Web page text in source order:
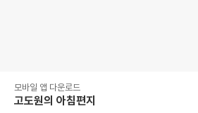
모바일 앱 다운로드
고도원의 아침편지